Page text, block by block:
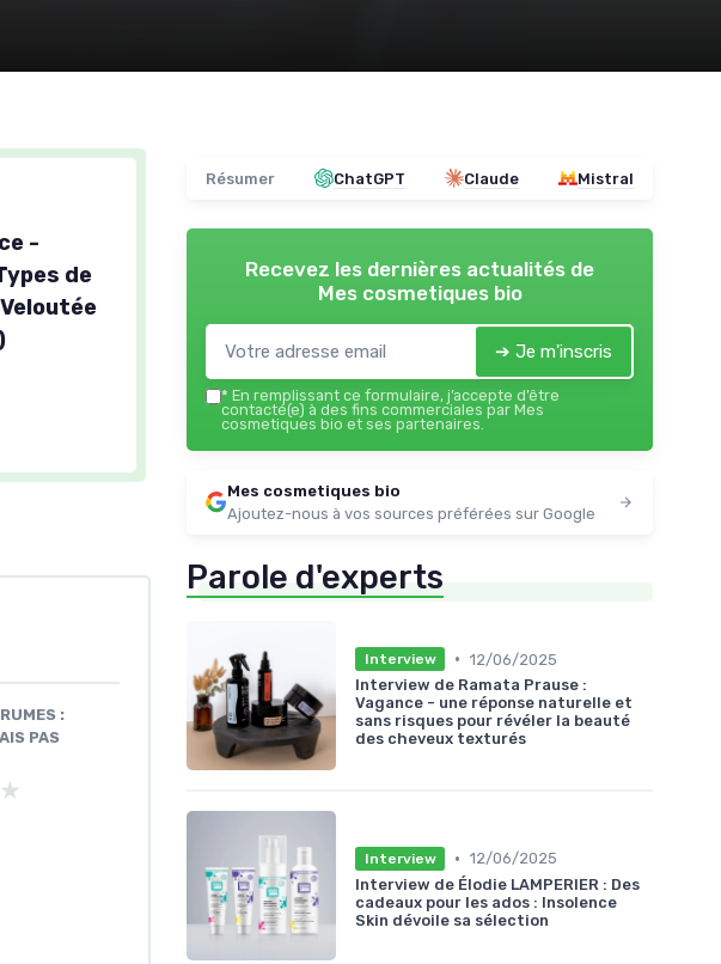
-
de
:
PAS
Résumer ChatGPT Claude Mistral
Recevez les dernières actualités de
Mes cosmetiques bio
➔ Je m'inscris
* En remplissant ce formulaire, j’accepte d’être
contacté(e) à des fins commerciales par Mes
cosmetiques bio et ses partenaires.
Mes cosmetiques bio
Ajoutez-nous à vos sources préférées sur Google
Parole d'experts
Interview • 12/06/2025
Interview de Ramata Prause :
Vagance - une réponse naturelle et
sans risques pour révéler la beauté
des cheveux texturés
Interview • 12/06/2025
Interview de Élodie LAMPERIER : Des
cadeaux pour les ados : Insolence
Skin dévoile sa sélection